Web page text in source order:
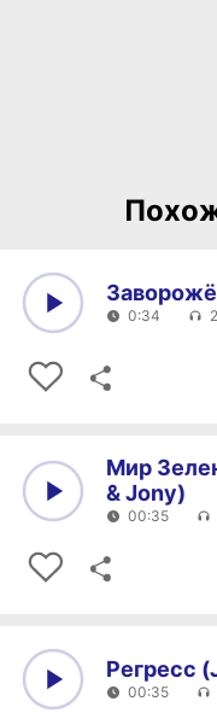
0:34
Мир
& Jony)
00:35
Регресс
00:35